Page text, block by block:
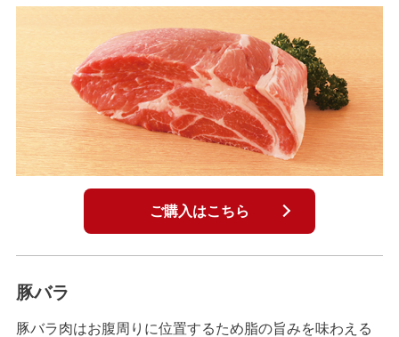
ご購入はこちら
豚バラ
豚バラ肉はお腹周りに位置するため脂の旨みを味わえる